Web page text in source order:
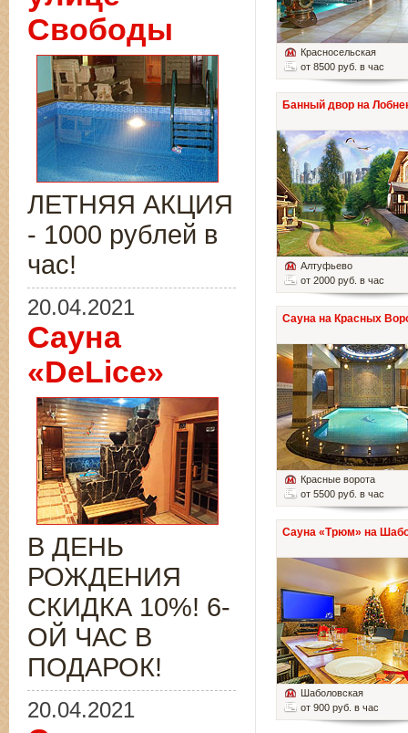
Красносельская
от 8500 руб. в час
Банный двор на
Алтуфьево
от 2000 руб. в час
Сауна на Красных
Красные ворота
от 5500 руб. в час
Сауна «Трюм» на
Шаболовская
от 900 руб. в час
Свободы
ЛЕТНЯЯ АКЦИЯ
- 1000 рублей в
час!
20.04.2021
Сауна
«DeLice»
В ДЕНЬ
РОЖДЕНИЯ
СКИДКА 10%! 6-
ОЙ ЧАС В
ПОДАРОК!
20.04.2021